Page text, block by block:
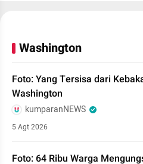
Washington
Foto: Yang Tersisa dari
Washington
kumparanNEWS
5 Agt 2026
Foto: 64 Ribu Warga